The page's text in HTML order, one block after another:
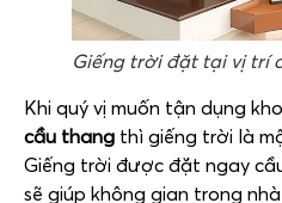
Giếng trời đặt tại vị trí
Khi quý vị muốn tận dụng
cầu thang thì giếng trời là
Giếng trời được đặt ngay
sẽ giúp không gian trong